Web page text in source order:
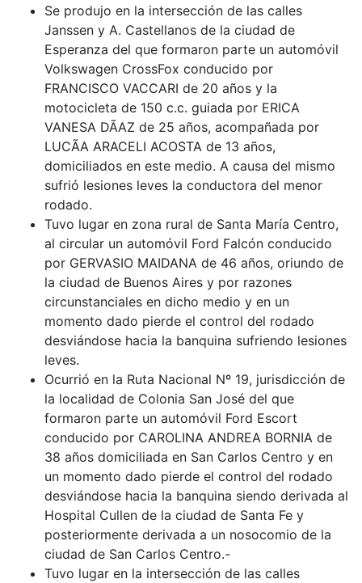
Se produjo en la intersección de las calles
Janssen y A. Castellanos de la ciudad de
Esperanza del que formaron parte un automóvil
Volkswagen CrossFox conducido por
FRANCISCO VACCARI de 20 años y la
motocicleta de 150 c.c. guiada por ERICA
VANESA DÃAZ de 25 años, acompañada por
LUCÃA ARACELI ACOSTA de 13 años,
domiciliados en este medio. A causa del mismo
sufrió lesiones leves la conductora del menor
rodado.
Tuvo lugar en zona rural de Santa María Centro,
al circular un automóvil Ford Falcón conducido
por GERVASIO MAIDANA de 46 años, oriundo de
la ciudad de Buenos Aires y por razones
circunstanciales en dicho medio y en un
momento dado pierde el control del rodado
desviándose hacia la banquina sufriendo lesiones
leves.
Ocurrió en la Ruta Nacional Nº 19, jurisdicción de
la localidad de Colonia San José del que
formaron parte un automóvil Ford Escort
conducido por CAROLINA ANDREA BORNIA de
38 años domiciliada en San Carlos Centro y en
un momento dado pierde el control del rodado
desviándose hacia la banquina siendo derivada al
Hospital Cullen de la ciudad de Santa Fe y
posteriormente derivada a un nosocomio de la
ciudad de San Carlos Centro.-
Tuvo lugar en la intersección de las calles